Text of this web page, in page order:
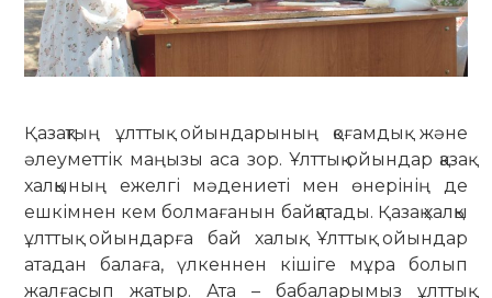
Қазақтың ұлттық ойындарының қоғамдық және
әлеуметтік маңызы аса зор. Ұлттық ойындар қазақ
халқының ежелгі мәдениеті мен өнерінің де
ешкімнен кем болмағанын байқатады. Қазақ халқы
ұлттық ойындарға бай халық. Ұлттық ойындар
атадан балаға, үлкеннен кішіге мұра болып
жалғасып жатыр. Ата – бабаларымыз ұлттық